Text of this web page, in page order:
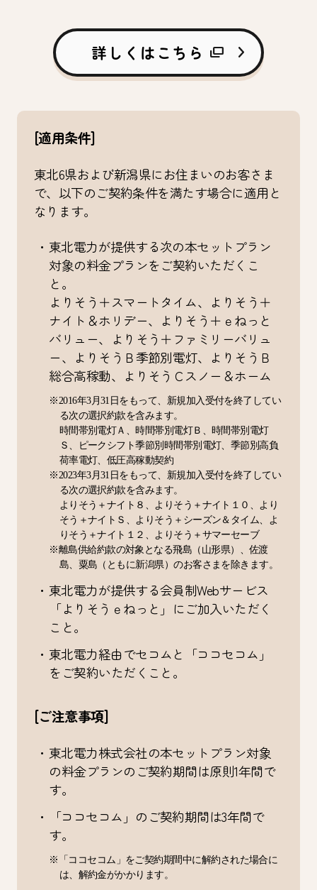
詳しくはこちら
[適用条件]
東北6県および新潟県にお住まいのお客さま
で、以下のご契約条件を満たす場合に適用と
なります。
・東北電力が提供する次の本セットプラン
対象の料金プランをご契約いただくこ
と。
よりそう＋スマートタイム、よりそう＋
ナイト＆ホリデー、よりそう＋ｅねっと
バリュー、よりそう＋ファミリーバリュ
ー、よりそうＢ季節別電灯、よりそうＢ
総合高稼動、よりそうＣスノー＆ホーム
※2016年3月31日をもって、新規加入受付を終了してい
る次の選択約款を含みます。
時間帯別電灯Ａ、時間帯別電灯Ｂ、時間帯別電灯
Ｓ、ピークシフト季節別時間帯別電灯、季節別高負
荷率電灯、低圧高稼動契約
※2023年3月31日をもって、新規加入受付を終了してい
る次の選択約款を含みます。
よりそう＋ナイト８、よりそう＋ナイト１０、より
そう＋ナイトＳ、よりそう＋シーズン＆タイム、よ
りそう＋ナイト１２、よりそう＋サマーセーブ
※離島供給約款の対象となる飛島（山形県）、佐渡
島、粟島（ともに新潟県）のお客さまを除きます。
・東北電力が提供する会員制Webサービス
「よりそうｅねっと」にご加入いただく
こと。
・東北電力経由でセコムと「ココセコム」
をご契約いただくこと。
[ご注意事項]
・東北電力株式会社の本セットプラン対象
の料金プランのご契約期間は原則1年間で
す。
・「ココセコム」のご契約期間は3年間で
す。
※「ココセコム」をご契約期間中に解約された場合に
は、解約金がかかります。